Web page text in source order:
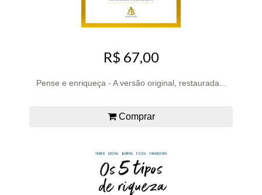
R$ 67,00
Pense e enriqueça - A versão original, restaurada...
Comprar